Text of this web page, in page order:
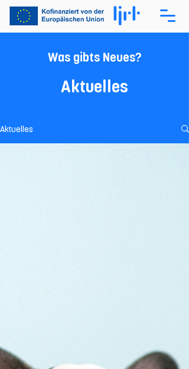
Was gibts Neues?
Aktuelles
Aktuelles